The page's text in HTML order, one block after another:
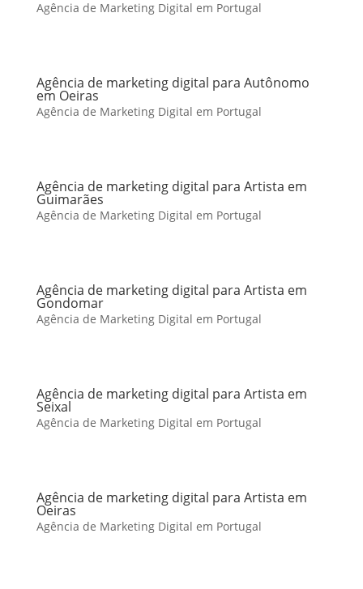
Agência de Marketing Digital em Portugal
Agência de marketing digital para Autônomo
em Oeiras
Agência de Marketing Digital em Portugal
Agência de marketing digital para Artista em
Guimarães
Agência de Marketing Digital em Portugal
Agência de marketing digital para Artista em
Gondomar
Agência de Marketing Digital em Portugal
Agência de marketing digital para Artista em
Seixal
Agência de Marketing Digital em Portugal
Agência de marketing digital para Artista em
Oeiras
Agência de Marketing Digital em Portugal